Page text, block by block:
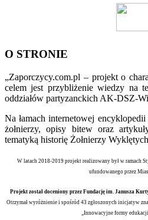
O STRONIE
„Zaporczycy.com.pl – projekt o
celem jest przybliżenie wiedzy na
oddziałów partyzanckich AK-DSZ-
Na łamach internetowej
żołnierzy, opisy bitew oraz
tematyką historię Żołnierzy
W latach 2018-2019 projekt realizowany był w ramach
ufundowanego przez
Projekt został doceniony przez Fundację im. Janusza
Otrzymał wyróżnienie i spośród 43 zgłoszonych inicjatyw
„Innowacyjne formy